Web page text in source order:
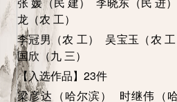
龙（农 工）
李冠男（农 工） 吴宝玉（农
国欣（九 三）
【入选作品】23件
梁彦达（哈尔滨） 时继伟（